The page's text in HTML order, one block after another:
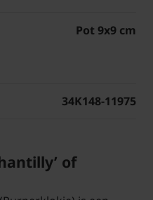
Pot 9x9 cm
34K148-11975
of